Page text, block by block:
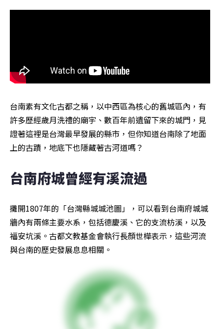
台南素有文化古都之稱，以中西區為核心的舊城區內，有
許多歷經歲月洗禮的廟宇、數百年前遺留下來的城門，見
證著這裡是台灣最早發展的縣市，但你知道台南除了地面
上的古蹟，地底下也隱藏著古河道嗎？
台南府城曾經有溪流過
攤開1807年的「台灣縣城城池圖」，可以看到台南府城城
牆內有兩條主要水系，包括德慶溪、它的支流枋溪，以及
福安坑溪。古都文教基金會執行長顏世樺表示，這些河流
與台南的歷史發展息息相關。